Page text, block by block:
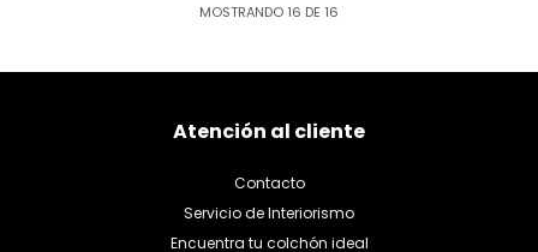
MOSTRANDO 16 DE 16
Atención al cliente
Contacto
Servicio de Interiorismo
Encuentra tu colchón ideal